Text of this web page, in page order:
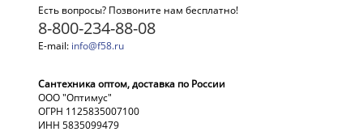
Есть вопросы? Позвоните нам бесплатно!
8-800-234-88-08
E-mail: info@f58.ru
Сантехника оптом, доставка по России
ООО "Оптимус"
ОГРН 1125835007100
ИНН 5835099479